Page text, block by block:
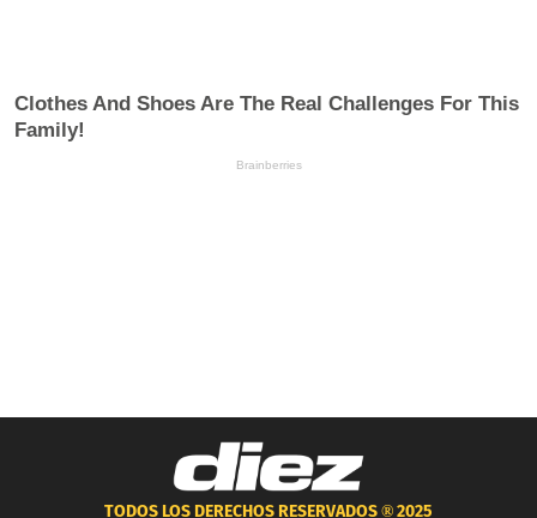
TODOS LOS DERECHOS RESERVADOS ®2025